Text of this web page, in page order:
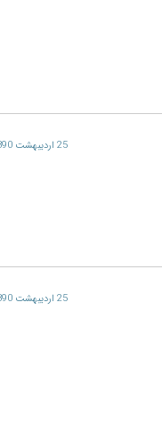
25 اردیبهشت 1390 در 11:02
25 اردیبهشت 1390 در 12:00